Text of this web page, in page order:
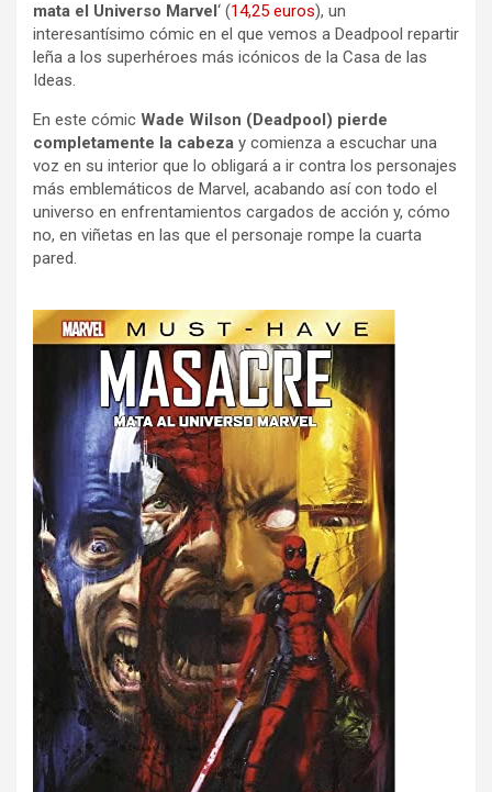
mata el Universo Marvel‘ (14,25 euros), un
interesantísimo cómic en el que vemos a Deadpool repartir
leña a los superhéroes más icónicos de la Casa de las
Ideas.
En este cómic Wade Wilson (Deadpool) pierde
completamente la cabeza y comienza a escuchar una
voz en su interior que lo obligará a ir contra los personajes
más emblemáticos de Marvel, acabando así con todo el
universo en enfrentamientos cargados de acción y, cómo
no, en viñetas en las que el personaje rompe la cuarta
pared.